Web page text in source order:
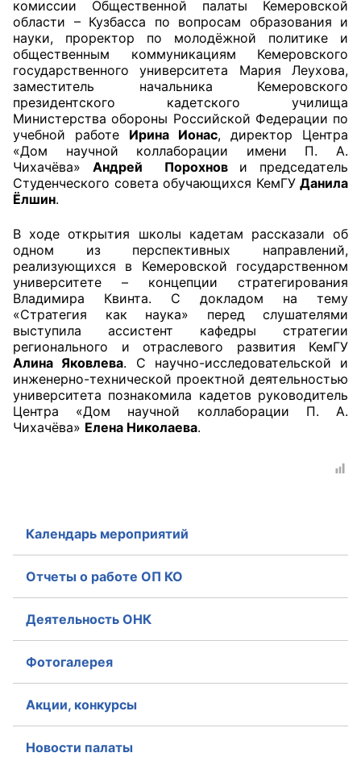
Структура Палаты
Комиссии
Экспертный совет ОП КО
Совет ОП КО
Общественный штаб
Документы ОП КО
Регламент ОП КО
Кодекс этики ОП КО
Положения
Соглашения
Рекомендации
УСТАВ ГКУ “АППАРАТ ОП КО”
комиссии Общественной палаты Кемеровской
области – Кузбасса по вопросам образования и
науки, проректор по молодёжной политике и
общественным коммуникациям Кемеровского
государственного университета Мария Леухова,
заместитель начальника Кемеровского
президентского кадетского училища
Министерства обороны Российской Федерации по
учебной работе Ирина Ионас, директор Центра
«Дом научной коллаборации имени П. А.
Чихачёва» Андрей Порохнови председатель
Студенческого совета обучающихся КемГУ Данила
Ёлшин.
В ходе открытия школы кадетам рассказали об
одном из перспективных направлений,
реализующихся в Кемеровской государственном
университете – концепции стратегирования
Владимира Квинта. С докладом на тему
«Стратегия как наука» перед слушателями
выступила ассистент кафедры стратегии
регионального и отраслевого развития КемГУ
Алина Яковлева. С научно-исследовательской и
инженерно-технической проектной деятельностью
университета познакомила кадетов руководитель
Центра «Дом научной коллаборации П. А.
Чихачёва» Елена Николаева.
Календарь мероприятий
Отчеты о работе ОП КО
Деятельность ОНК
Фотогалерея
Акции, конкурсы
Новости палаты